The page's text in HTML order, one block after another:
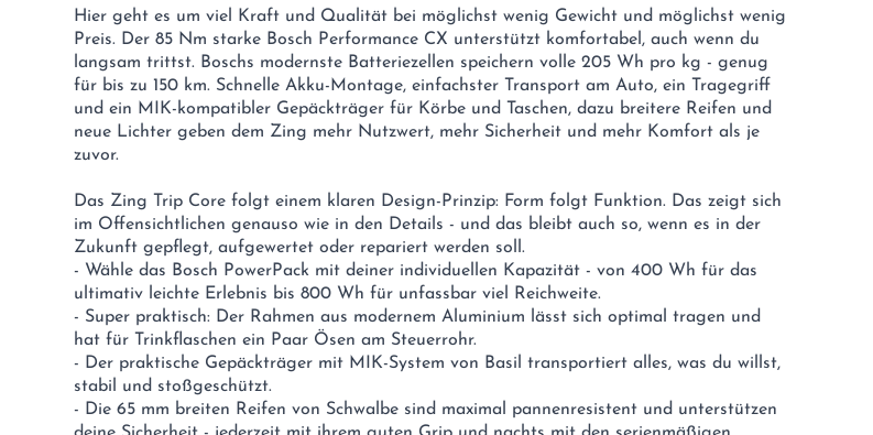
Hier geht es um viel Kraft und Qualität bei möglichst wenig Gewicht und möglichst wenig
Preis. Der 85 Nm starke Bosch Performance CX unterstützt komfortabel, auch wenn du
langsam trittst. Boschs modernste Batteriezellen speichern volle 205 Wh pro kg - genug
für bis zu 150 km. Schnelle Akku-Montage, einfachster Transport am Auto, ein Tragegriff
und ein MIK-kompatibler Gepäckträger für Körbe und Taschen, dazu breitere Reifen und
neue Lichter geben dem Zing mehr Nutzwert, mehr Sicherheit und mehr Komfort als je
zuvor.
Das Zing Trip Core folgt einem klaren Design-Prinzip: Form folgt Funktion. Das zeigt sich
im Offensichtlichen genauso wie in den Details - und das bleibt auch so, wenn es in der
Zukunft gepflegt, aufgewertet oder repariert werden soll.
- Wähle das Bosch PowerPack mit deiner individuellen Kapazität - von 400 Wh für das
ultimativ leichte Erlebnis bis 800 Wh für unfassbar viel Reichweite.
- Super praktisch: Der Rahmen aus modernem Aluminium lässt sich optimal tragen und
hat für Trinkflaschen ein Paar Ösen am Steuerrohr.
- Der praktische Gepäckträger mit MIK-System von Basil transportiert alles, was du willst,
stabil und stoßgeschützt.
- Die 65 mm breiten Reifen von Schwalbe sind maximal pannenresistent und unterstützen